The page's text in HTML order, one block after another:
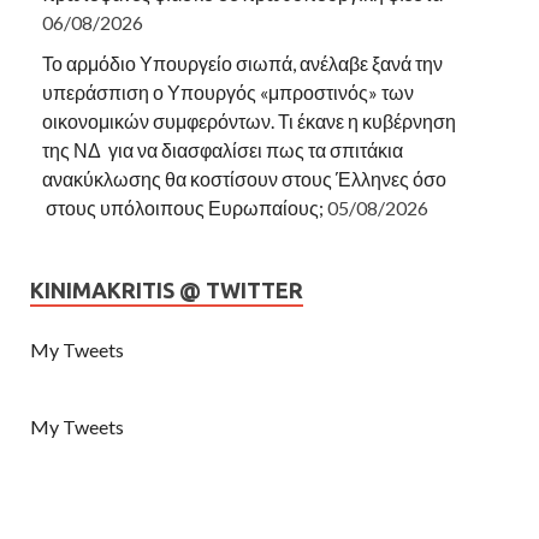
06/08/2026
Το αρμόδιο Υπουργείο σιωπά, ανέλαβε ξανά την
υπεράσπιση ο Υπουργός «μπροστινός» των
οικονομικών συμφερόντων. Τι έκανε η κυβέρνηση
της ΝΔ για να διασφαλίσει πως τα σπιτάκια
ανακύκλωσης θα κοστίσουν στους Έλληνες όσο
στους υπόλοιπους Ευρωπαίους; 05/08/2026
KINIMAKRITIS @ TWITTER
My Tweets
My Tweets